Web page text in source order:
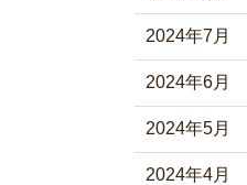
2024年7月
2024年6月
2024年5月
2024年4月